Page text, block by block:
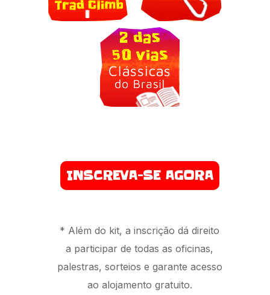
INSCREVA-SE AGORA
* Além do kit, a inscrição dá direito
a participar de todas as oficinas,
palestras, sorteios e garante acesso
ao alojamento gratuito.